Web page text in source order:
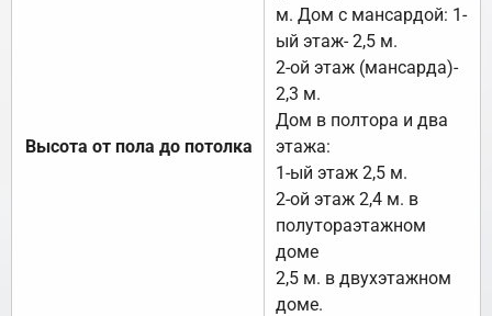
Высота от пола до потолка
м. Дом с мансардой: 1-
ый этаж- 2,5 м.
2-ой этаж (мансарда)-
2,3 м.
Дом в полтора и два
этажа:
1-ый этаж 2,5 м.
2-ой этаж 2,4 м. в
полутораэтажном
доме
2,5 м. в двухэтажном
доме.